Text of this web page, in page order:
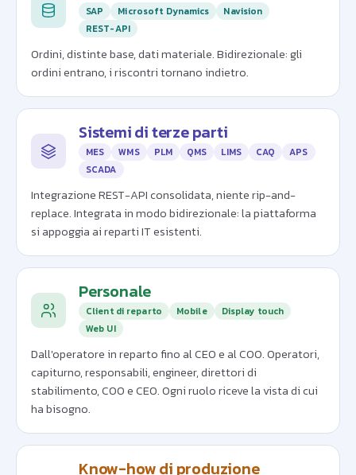
SAP Microsoft Dynamics
Navision
REST-API
Ordini, distinte base, dati materiale. Bidirezionale: gli
ordini entrano, i riscontri tornano indietro.
Sistemi di terze parti
MES WMS PLM QMS LIMS CAQ
APS
SCADA
Integrazione REST-API consolidata, niente rip-and-
replace. Integrata in modo bidirezionale: la piattaforma
si appoggia ai reparti IT esistenti.
Personale
Client di reparto Mobile
Display touch
Web UI
Dall'operatore in reparto fino al CEO e al COO. Operatori,
capiturno, responsabili, engineer, direttori di
stabilimento, COO e CEO. Ogni ruolo riceve la vista di cui
ha bisogno.
Know-how di produzione